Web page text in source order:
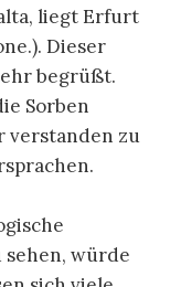
liegt Erfurt
Dieser
begrüßt.
Sorben
verstanden zu
würde